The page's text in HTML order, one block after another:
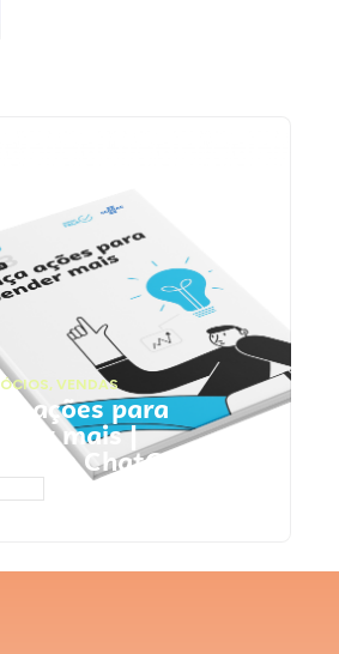
, VENDAS
ações para
mais |
ChatGPT